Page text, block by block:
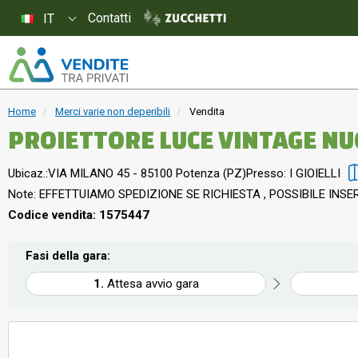
Home Merci varie non deperibili Vendita
PROIETTORE LUCE VINTAGE
Ubicaz.:VIA MILANO 45 - 85100 Potenza (PZ)Presso: I GIOIELLI
Note: EFFETTUIAMO SPEDIZIONE SE RICHIESTA , POSSIBILE
Codice vendita: 1575447
Fasi della gara:
Attesa avvio gara
IT Contatti